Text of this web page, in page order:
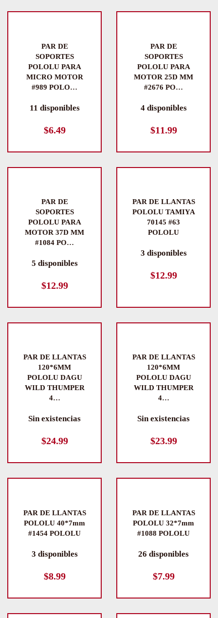
PAR DE
SOPORTES
POLOLU PARA
MICRO MOTOR
#989 POLO…
11 disponibles
$6.49
PAR DE
SOPORTES
POLOLU PARA
MOTOR 25D MM
#2676 PO…
4 disponibles
$11.99
PAR DE
SOPORTES
POLOLU PARA
MOTOR 37D MM
#1084 PO…
5 disponibles
$12.99
PAR DE LLANTAS
POLOLU TAMIYA
70145 #63
POLOLU
3 disponibles
$12.99
PAR DE LLANTAS
120*6MM
POLOLU DAGU
WILD THUMPER
4…
Sin existencias
$24.99
PAR DE LLANTAS
120*6MM
POLOLU DAGU
WILD THUMPER
4…
Sin existencias
$23.99
PAR DE LLANTAS
POLOLU 40*7mm
#1454 POLOLU
3 disponibles
$8.99
PAR DE LLANTAS
POLOLU 32*7mm
#1088 POLOLU
26 disponibles
$7.99